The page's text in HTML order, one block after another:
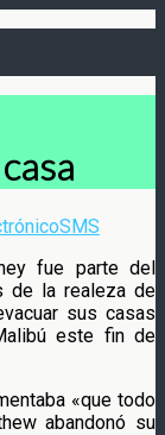
SMS
fue parte del
de la realeza de
sus casas
este fin de
«que todo
abandonó su